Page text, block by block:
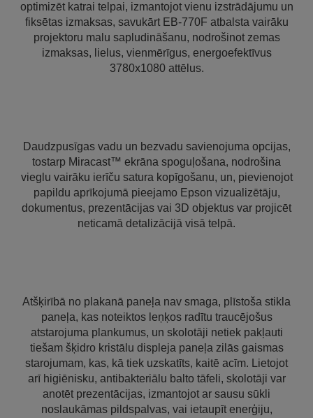
optimizēt katrai telpai, izmantojot vienu izstrādājumu un
fiksētas izmaksas, savukārt EB-770F atbalsta vairāku
projektoru malu sapludināšanu, nodrošinot zemas
izmaksas, lielus, vienmērīgus, energoefektīvus
3780x1080 attēlus.
Daudzpusīgas vadu un bezvadu savienojuma opcijas,
tostarp Miracast™ ekrāna spoguļošana, nodrošina
vieglu vairāku ierīču satura kopīgošanu, un, pievienojot
papildu aprīkojumā pieejamo Epson vizualizētāju,
dokumentus, prezentācijas vai 3D objektus var projicēt
neticamā detalizācijā visā telpā.
Atšķirībā no plakanā paneļa nav smaga, plīstoša stikla
paneļa, kas noteiktos leņķos radītu traucējošus
atstarojuma plankumus, un skolotāji netiek pakļauti
tiešam šķidro kristālu displeja paneļa zilās gaismas
starojumam, kas, kā tiek uzskatīts, kaitē acīm. Lietojot
arī higiēnisku, antibakteriālu balto tāfeli, skolotāji var
anotēt prezentācijas, izmantojot ar sausu sūkli
noslaukāmas pildspalvas, vai ietaupīt enerģiju,